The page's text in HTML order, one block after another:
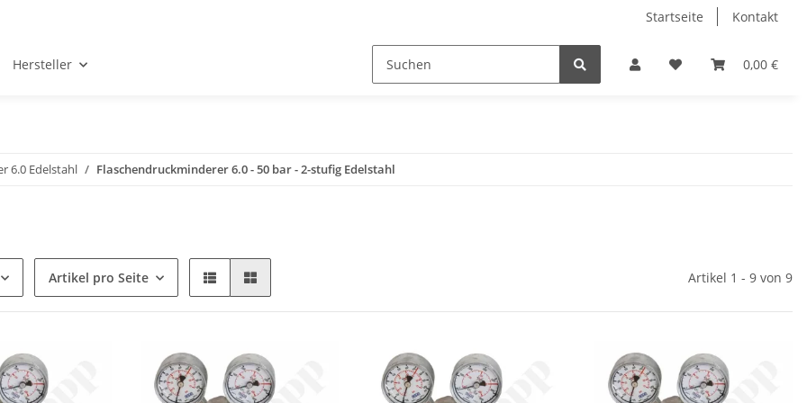
Startseite Kontakt
0,00 €
Hersteller
6.0 Edelstahl Flaschendruckminderer 6.0 - 50 bar - 2-stufig Edelstahl
Artikel pro Seite Artikel 1 - 9 von 9